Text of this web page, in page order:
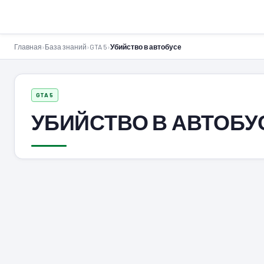
Главная›База знаний›GTA 5›Убийство в автобусе
GTA 5
УБИЙСТВО В